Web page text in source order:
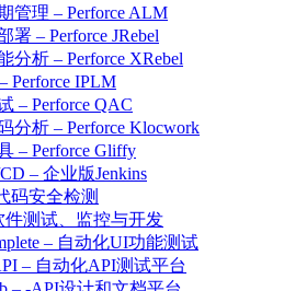
管理 – Perforce ALM
署 – Perforce JRebel
分析 – Perforce XRebel
Perforce IPLM
– Perforce QAC
分析 – Perforce Klocwork
– Perforce Gliffy
– 企业版Jenkins
码安全检测
件测试、监控与开发
– 自动化UI功能测试
– 自动化API测试平台